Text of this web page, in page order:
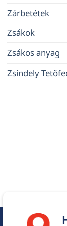
Zárbetétek
Zsákok
Zsákos anyag
Zsindely